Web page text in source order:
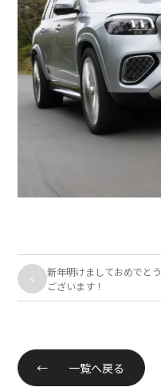
<
新年明けましておめでとう
ございます！
← 一覧へ戻る